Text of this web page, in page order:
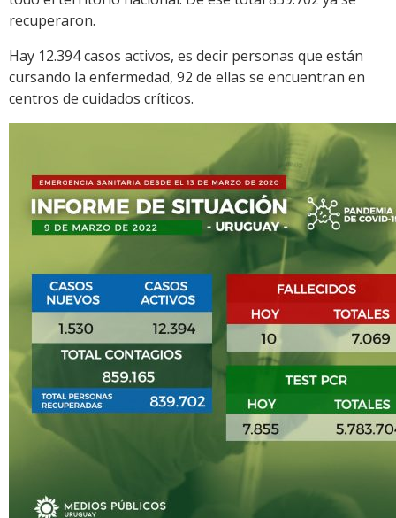
recuperaron.
Hay 12.394 casos activos, es decir personas que están
cursando la enfermedad, 92 de ellas se encuentran en
centros de cuidados críticos.